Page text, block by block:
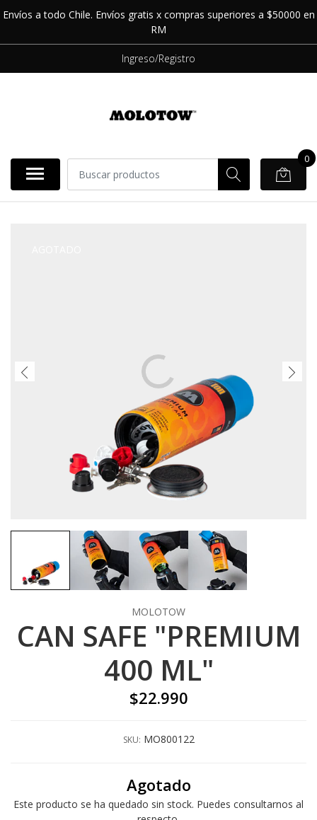
Envíos a todo Chile. Envíos gratis x compras superiores a $50000 en
RM
Ingreso/Registro
0
MOLOTOW
CAN SAFE "PREMIUM
400 ML"
$22.990
SKU: MO800122
Agotado
Este producto se ha quedado sin stock. Puedes consultarnos al